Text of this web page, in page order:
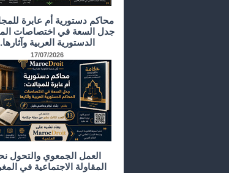
محاكم دستورية أم عابرة
جدل السعة في اختصاصات
الدستورية العربية وآثارها.
17/07/2026
العمل الجمعوي والتحول
المقاولة الاجتماعية في